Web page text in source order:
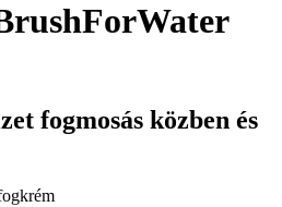
fogmosás közben és